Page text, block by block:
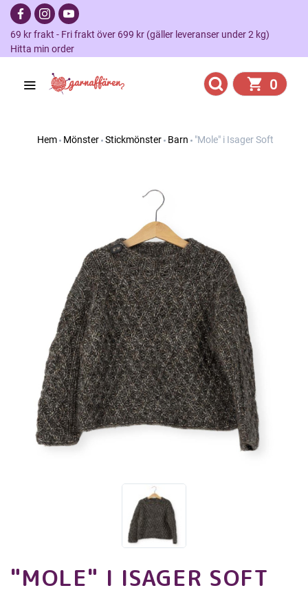
69 kr frakt - Fri frakt över 699 kr (gäller leveranser under 2 kg)
Hitta min order
0
Hem Mönster Stickmönster Barn "Mole" i Isager Soft
"MOLE" I ISAGER SOFT